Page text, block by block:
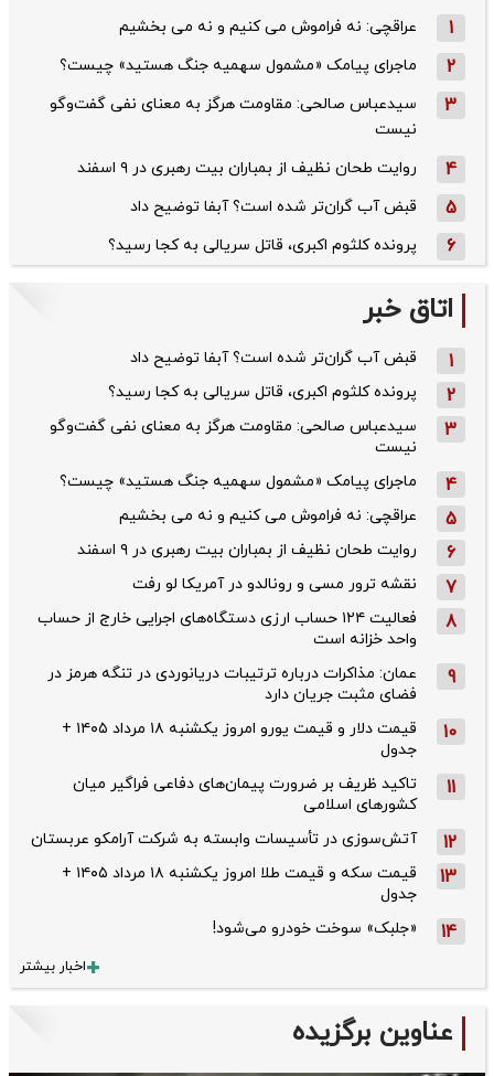
1 عراقچی: نه فراموش می کنیم و نه می بخشیم
2 ماجرای پیامک «مشمول سهمیه جنگ هستید» چیست؟
3
سیدعباس صالحی: مقاومت هرگز به معنای نفی گفت‌وگو
نیست
4 روایت طحان‌ نظیف از بمباران بیت رهبری در ۹ اسفند
5 قبض آب گران‌تر شده است؟ آبفا توضیح داد
6 پرونده کلثوم اکبری، قاتل سریالی به کجا رسید؟
اتاق خبر
1 قبض آب گران‌تر شده است؟ آبفا توضیح داد
2 پرونده کلثوم اکبری، قاتل سریالی به کجا رسید؟
3
سیدعباس صالحی: مقاومت هرگز به معنای نفی گفت‌وگو
نیست
4 ماجرای پیامک «مشمول سهمیه جنگ هستید» چیست؟
5 عراقچی: نه فراموش می کنیم و نه می بخشیم
6 روایت طحان‌ نظیف از بمباران بیت رهبری در ۹ اسفند
7 نقشه ترور مسی و رونالدو در آمریکا لو رفت
8
فعالیت ۱۲۴ حساب ارزی دستگاه‌های اجرایی خارج از حساب
واحد خزانه است
9
عمان: مذاکرات درباره ترتیبات دریانوردی در تنگه هرمز در
فضای مثبت جریان دارد
10
قیمت دلار و قیمت یورو امروز یکشنبه ۱۸ مرداد ۱۴۰۵ +
جدول
11
تاکید ظریف بر ضرورت پیمان‌های دفاعی فراگیر میان
کشورهای اسلامی
12 آتش‌سوزی در تأسیسات وابسته به شرکت آرامکو عربستان
13
قیمت سکه و قیمت طلا امروز یکشنبه ۱۸ مرداد ۱۴۰۵ +
جدول
14 «جلبک» سوخت خودرو می‌شود!
اخبار بیشتر
عناوین برگزیده